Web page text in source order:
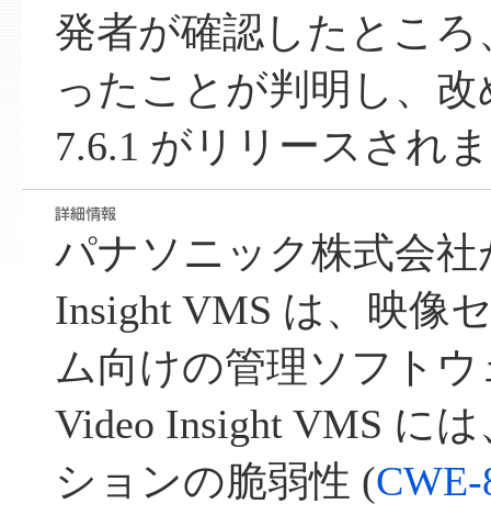
発者が確認したとこ
ったことが判明し、
7.6.1 がリリースされ
パナソニック株式会社
Insight VMS は、映像
ム向けの管理ソフト
Video Insight VMS に
ションの脆弱性 (CWE-